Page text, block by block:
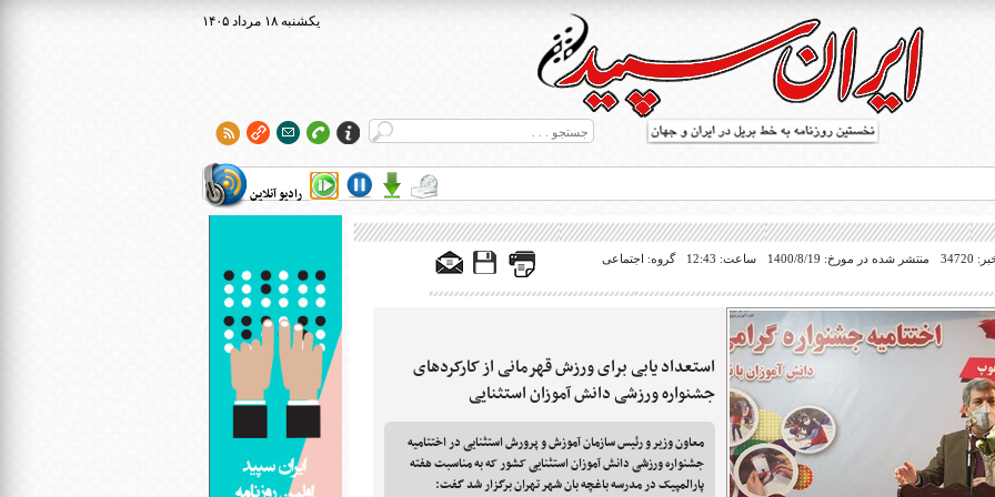
۱۴۰۵ يکشنبه ۱۸ مرداد
رادیو آنلاین
بریل در جهان
منتشر شده در مورخ: 1400/8/19 ساعت: 12:43 گروه: اجتماعی
استعداد یابی برای ورزش قهرمانی از کارکردهای
جشنواره ورزشی دانش آموزان استثنایی
معاون وزیر و رئیس سازمان آموزش و پرورش استثنایی در اختتامیه
جشنواره ورزشی دانش آموزان استثنایی کشور که به مناسبت هفته
پارالمپیک در مدرسه باغچه بان شهر تهران برگزار شد گفت: